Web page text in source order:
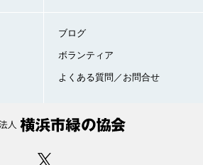
ブログ
ボランティア
よくある質問／お問合せ